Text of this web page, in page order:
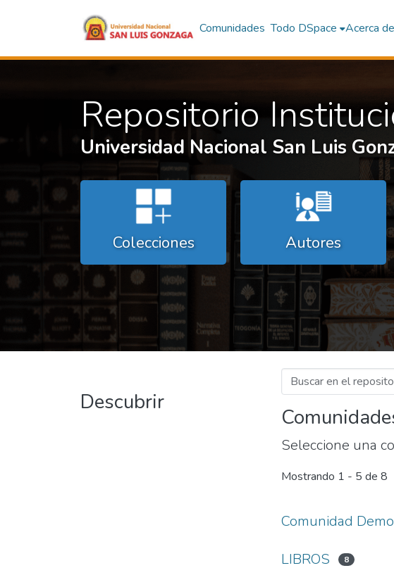
Comunidades Todo DSpace Acerca
Repositorio
Universidad Nacional San Luis
Colecciones Autores
Descubrir
Seleccione una
Mostrando 1 - 5 de 8
Comunidad Demo
LIBROS 8